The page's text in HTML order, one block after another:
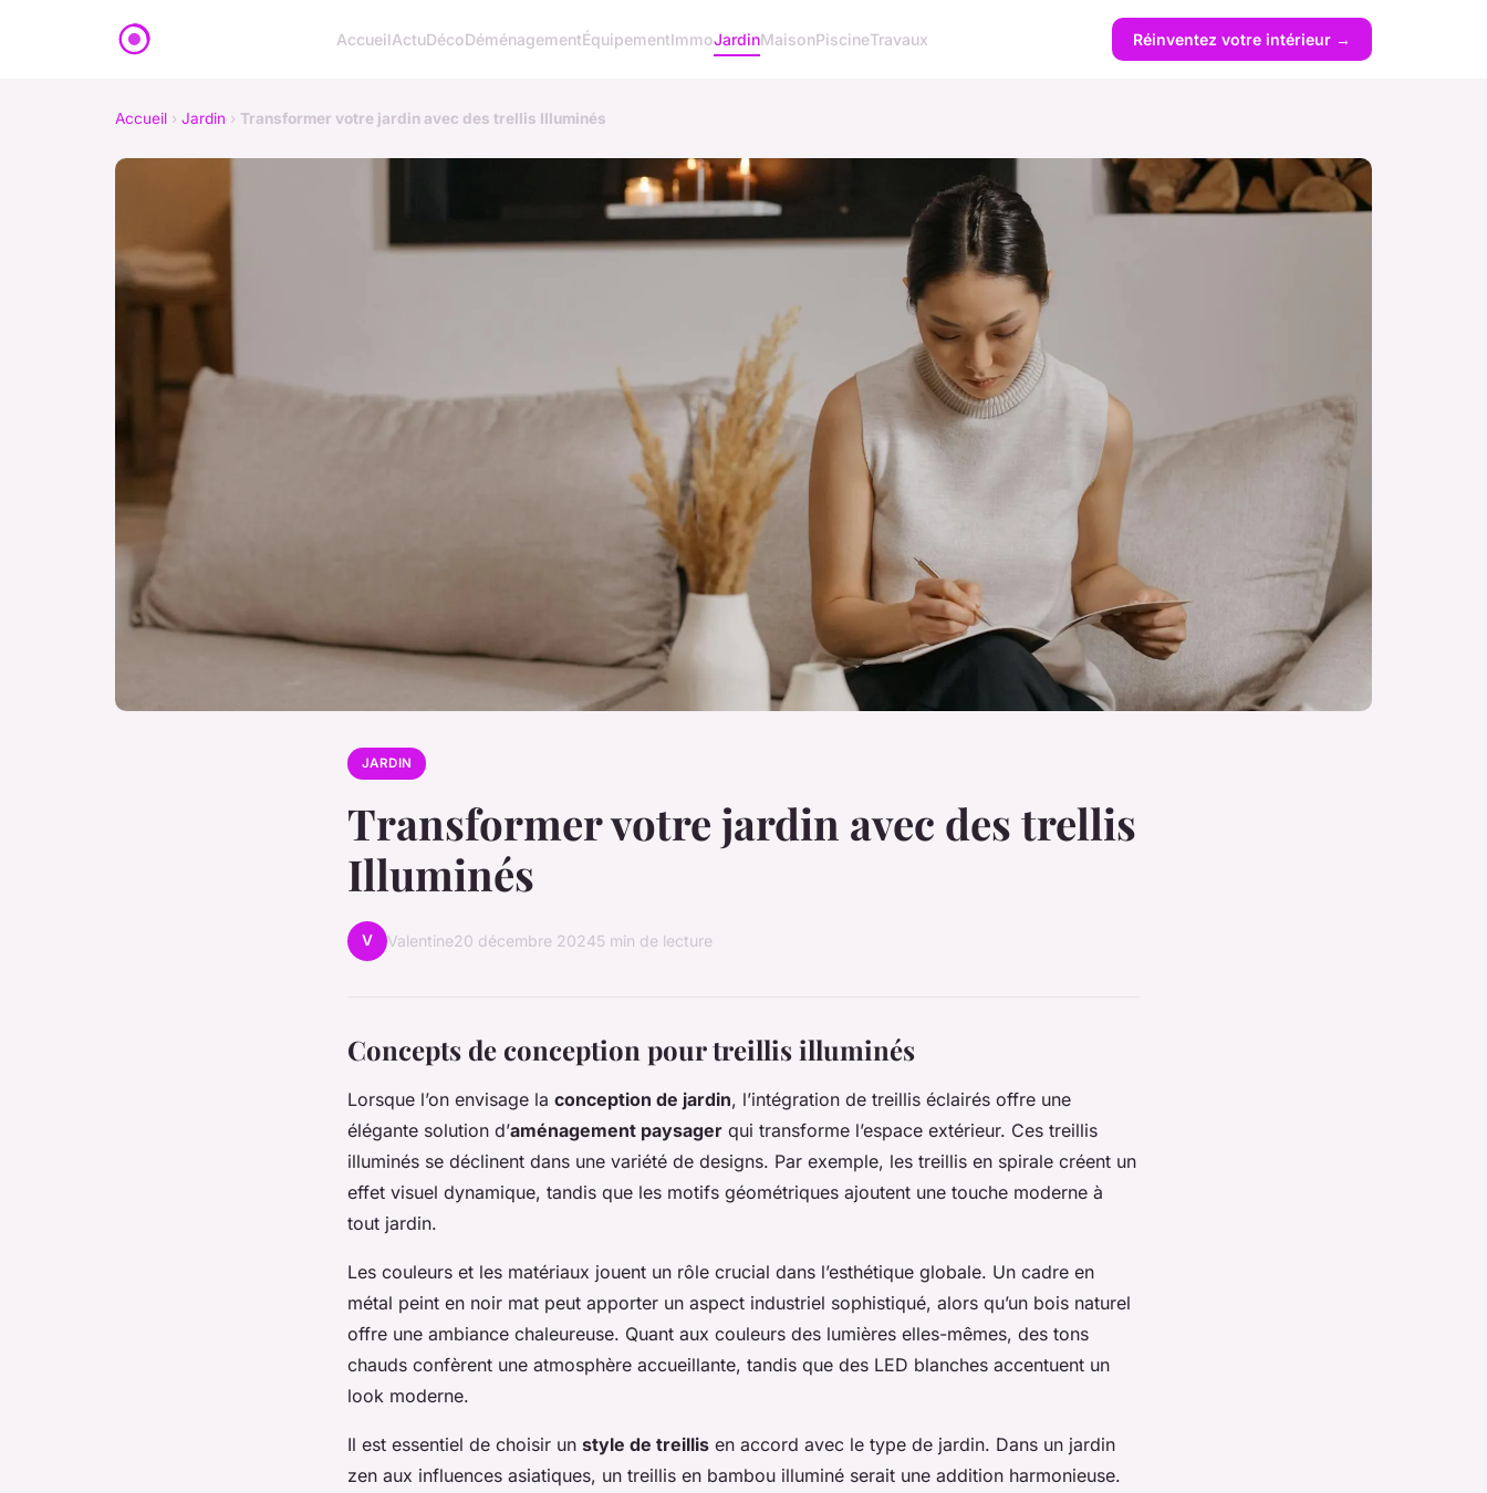
AccueilActuDécoDéménagementÉquipementImmoJardinMaisonPiscineTravaux Réinventez votre intérieur →
Accueil › Jardin › Transformer votre jardin avec des trellis Illuminés
JARDIN
Transformer votre jardin avec des trellis
Illuminés
V Valentine20 décembre 20245 min de lecture
Concepts de conception pour treillis illuminés
Lorsque l’on envisage la conception de jardin, l’intégration de treillis éclairés offre une
élégante solution d’aménagement paysager qui transforme l’espace extérieur. Ces treillis
illuminés se déclinent dans une variété de designs. Par exemple, les treillis en spirale créent un
effet visuel dynamique, tandis que les motifs géométriques ajoutent une touche moderne à
tout jardin.
Les couleurs et les matériaux jouent un rôle crucial dans l’esthétique globale. Un cadre en
métal peint en noir mat peut apporter un aspect industriel sophistiqué, alors qu’un bois naturel
offre une ambiance chaleureuse. Quant aux couleurs des lumières elles-mêmes, des tons
chauds confèrent une atmosphère accueillante, tandis que des LED blanches accentuent un
look moderne.
Il est essentiel de choisir un style de treillis en accord avec le type de jardin. Dans un jardin
zen aux influences asiatiques, un treillis en bambou illuminé serait une addition harmonieuse.